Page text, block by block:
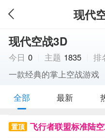
现代
现代空战3D
今日 0 主题 1835 排
一款经典的掌上空战游戏
全部
最新
置顶 飞行者联盟标准陆